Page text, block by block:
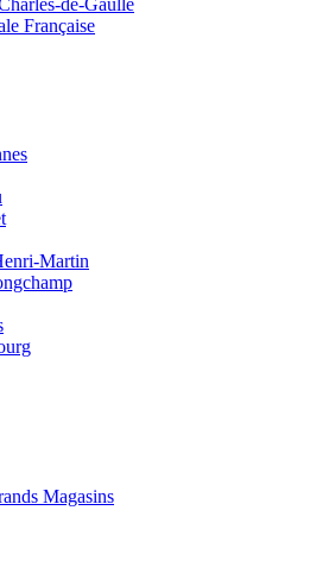
Française
Martin
Magasins